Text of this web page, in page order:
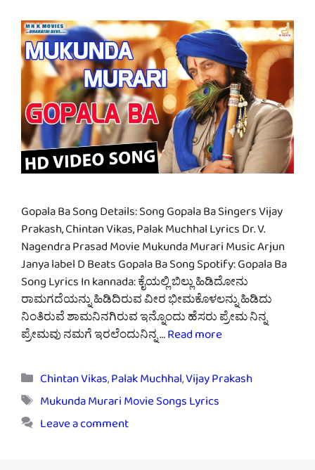
Gopala Ba Song Details: Song Gopala Ba Singers Vijay
Prakash, Chintan Vikas, Palak Muchhal Lyrics Dr. V.
Nagendra Prasad Movie Mukunda Murari Music Arjun
Janya label D Beats Gopala Ba Song Spotify: Gopala Ba
Song Lyrics In kannada: ಕೈಯಲ್ಲಿ ಬಿಲ್ಲು ಹಿಡಿದೋನು
ರಾಮಗದೆಯನ್ನು ಹಿಡಿದಿರುವ ವೀರ ಭೀಮಕೊಳಲನ್ನು ಹಿಡಿದು
ನಿಂತಿರುವೆ ಶಾಮನಿನಗಿರುವ ಇನ್ನೊಂದು ಹೆಸರು ಪ್ರೇಮ ನಿನ್ನ
ಪ್ರೇಮವು ನಮಗೆ ಇರಲೆಂದುನಿನ್ನ …Read more
Categories
Chintan Vikas,Palak Muchhal,Vijay Prakash
Tags
Mukunda Murari Movie Songs Lyrics
Leave a comment